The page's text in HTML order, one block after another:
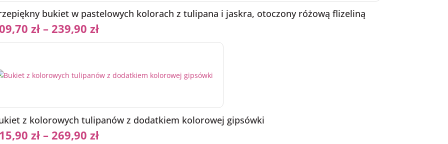
bukiet w pastelowych kolorach z tulipana i jaskra, otoczony różową flizeliną
zł– 239,90 zł
z kolorowych tulipanów z dodatkiem kolorowej gipsówki
zł– 269,90 zł